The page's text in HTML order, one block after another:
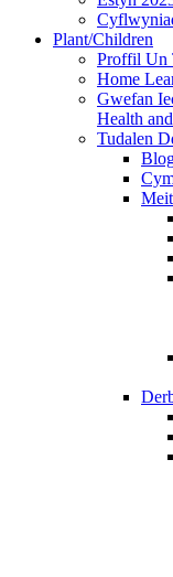
Plant/Children
Proffil Un
Home
Gwefan
Health
Tudalen